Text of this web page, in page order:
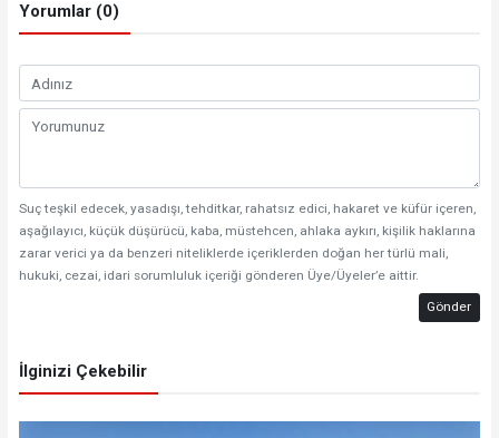
Yorumlar (0)
Suç teşkil edecek, yasadışı, tehditkar, rahatsız edici, hakaret ve küfür içeren,
aşağılayıcı, küçük düşürücü, kaba, müstehcen, ahlaka aykırı, kişilik haklarına
zarar verici ya da benzeri niteliklerde içeriklerden doğan her türlü mali,
hukuki, cezai, idari sorumluluk içeriği gönderen Üye/Üyeler’e aittir.
Gönder
İlginizi Çekebilir